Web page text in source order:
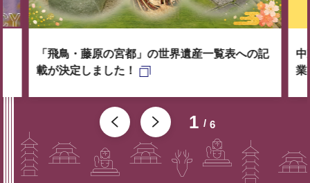
1 6
「飛鳥・藤原の宮都」の世界遺産一覧表への記
載が決定しました！
中
業